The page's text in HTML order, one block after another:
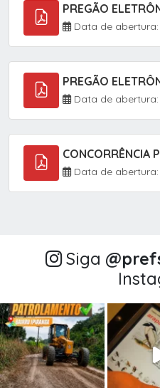
Data de
Data de
Data de
Siga